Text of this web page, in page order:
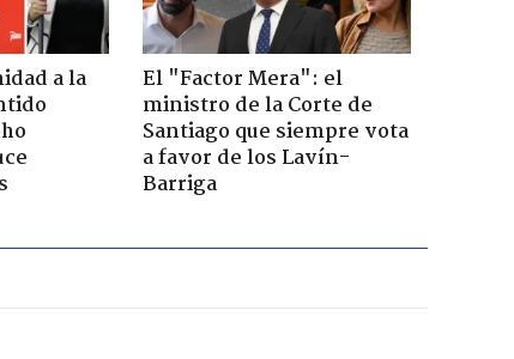
a la
El "Factor Mera": el
ministro de la Corte de
Santiago que siempre vota
a favor de los Lavín-
Barriga